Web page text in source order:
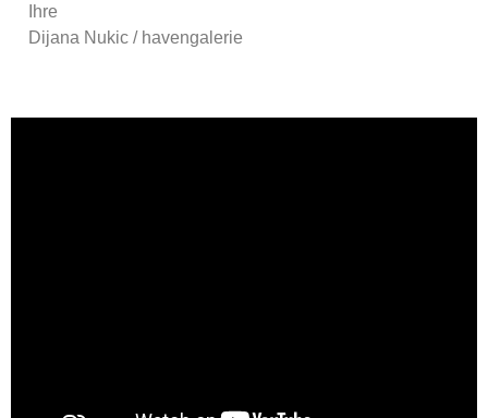
Ihre
Dijana Nukic / havengalerie